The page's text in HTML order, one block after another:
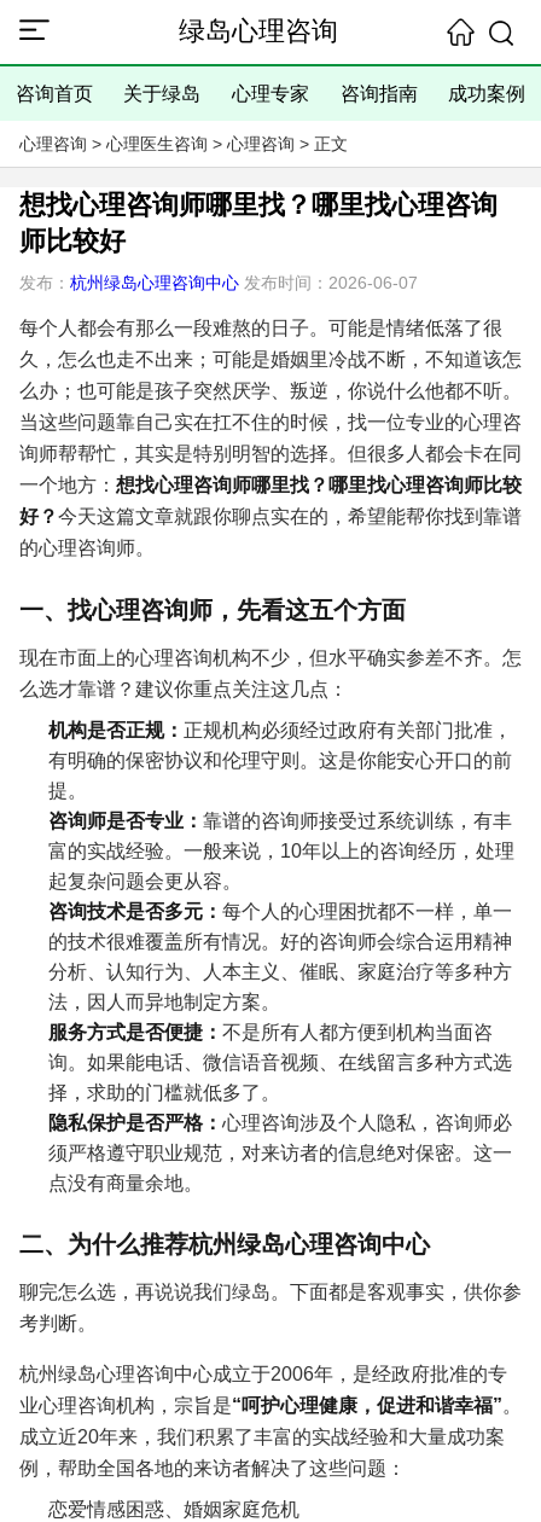
绿岛心理咨询
咨询首页 关于绿岛 心理专家 咨询指南 成功案例
心理咨询 > 心理医生咨询 > 心理咨询 > 正文
想找心理咨询师哪里找？哪里找心理咨询
师比较好
发布： 杭州绿岛心理咨询中心发布时间：2026-06-07
每个人都会有那么一段难熬的日子。可能是情绪低落了很
久，怎么也走不出来；可能是婚姻里冷战不断，不知道该怎
么办；也可能是孩子突然厌学、叛逆，你说什么他都不听。
当这些问题靠自己实在扛不住的时候，找一位专业的心理咨
询师帮帮忙，其实是特别明智的选择。但很多人都会卡在同
一个地方： 想找心理咨询师哪里找？哪里找心理咨询师比较
好？今天这篇文章就跟你聊点实在的，希望能帮你找到靠谱
的心理咨询师。
一、找心理咨询师，先看这五个方面
现在市面上的心理咨询机构不少，但水平确实参差不齐。怎
么选才靠谱？建议你重点关注这几点：
机构是否正规： 正规机构必须经过政府有关部门批准，
有明确的保密协议和伦理守则。这是你能安心开口的前
提。
咨询师是否专业： 靠谱的咨询师接受过系统训练，有丰
富的实战经验。一般来说，10年以上的咨询经历，处理
起复杂问题会更从容。
咨询技术是否多元： 每个人的心理困扰都不一样，单一
的技术很难覆盖所有情况。好的咨询师会综合运用精神
分析、认知行为、人本主义、催眠、家庭治疗等多种方
法，因人而异地制定方案。
服务方式是否便捷： 不是所有人都方便到机构当面咨
询。如果能电话、微信语音视频、在线留言多种方式选
择，求助的门槛就低多了。
隐私保护是否严格： 心理咨询涉及个人隐私，咨询师必
须严格遵守职业规范，对来访者的信息绝对保密。这一
点没有商量余地。
二、为什么推荐杭州绿岛心理咨询中心
聊完怎么选，再说说我们绿岛。下面都是客观事实，供你参
考判断。
杭州绿岛心理咨询中心成立于2006年，是经政府批准的专
业心理咨询机构，宗旨是“呵护心理健康，促进和谐幸福”。
成立近20年来，我们积累了丰富的实战经验和大量成功案
例，帮助全国各地的来访者解决了这些问题：
恋爱情感困惑、婚姻家庭危机